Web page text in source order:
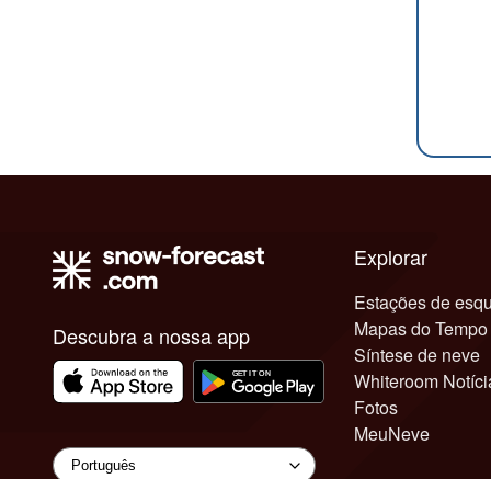
Descubra a nossa app
Explorar
Estações de
Mapas do Tempo
Síntese de neve
Whiteroom
Fotos
MeuNeve